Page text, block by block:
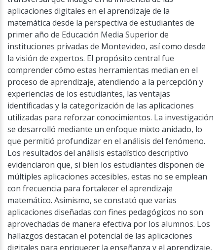
aplicaciones digitales en el aprendizaje de la
matemática desde la perspectiva de estudiantes de
primer año de Educación Media Superior de
instituciones privadas de Montevideo, así como desde
la visión de expertos. El propósito central fue
comprender cómo estas herramientas median en el
proceso de aprendizaje, atendiendo a la percepción y
experiencias de los estudiantes, las ventajas
identificadas y la categorización de las aplicaciones
utilizadas para reforzar conocimientos. La investigación
se desarrolló mediante un enfoque mixto anidado, lo
que permitió profundizar en el análisis del fenómeno.
Los resultados del análisis estadístico descriptivo
evidenciaron que, si bien los estudiantes disponen de
múltiples aplicaciones accesibles, estas no se emplean
con frecuencia para fortalecer el aprendizaje
matemático. Asimismo, se constató que varias
aplicaciones diseñadas con fines pedagógicos no son
aprovechadas de manera efectiva por los alumnos. Los
hallazgos destacan el potencial de las aplicaciones
digitales para enriquecer la enseñanza y el aprendizaje,